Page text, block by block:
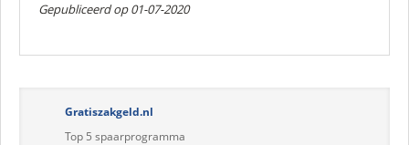
Gepubliceerd op 01-07-2020
Gratiszakgeld.nl
Top 5 spaarprogramma